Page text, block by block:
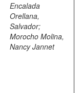
Encalada
Orellana,
Salvador;
Morocho Molina,
Nancy Jannet